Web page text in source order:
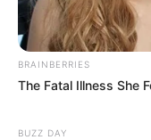
BRAINBERRIES
The Fatal Illness She
BUZZ DAY